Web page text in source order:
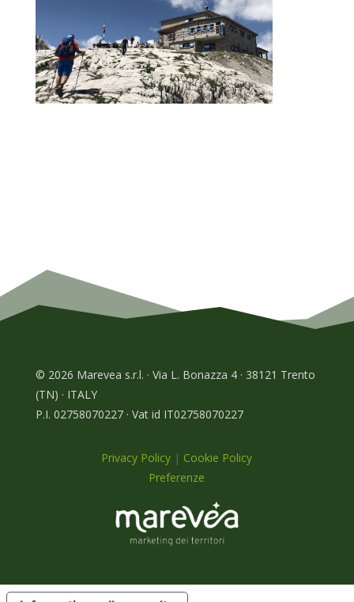
© 2026 Marevea s.r.l. · Via L. Bonazza 4 · 38121 Trento
(TN) · ITALY
P.I. 02758070227 · Vat id IT02758070227
Privacy Policy | Cookie Policy
Preferenze